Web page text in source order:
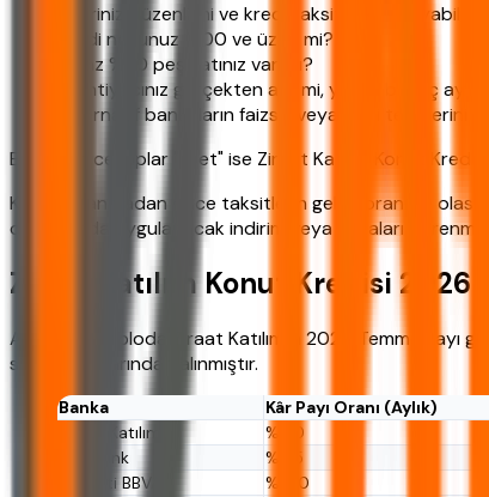
Geliriniz düzenli mi ve kredi taksitini
Kredi notunuz 1200 ve üzeri mi?
En az %20 peşinatınız var mı?
Ev ihtiyacınız gerçekten acil mi, yoksa birkaç ay
Alternatif bankaların faizsiz veya faizli tekliflerini
Eğer tüm cevaplar "evet" ise Ziraat Katılım Konut
Kredi kullanmadan önce taksitlerin gelire oranı ve olası
durumunda uygulanacak indirim veya cezaları öğrenmek
Ziraat Katılım Konut Kredisi 2026
Aşağıdaki tabloda Ziraat Katılım'ın 2026 Temmuz ayı
simülasyonlarından alınmıştır.
Banka Kâr Payı Oranı (Aylık)
Ziraat Katılım
%1.10
Halkbank
%1.15
Garanti BBVA
%1.20